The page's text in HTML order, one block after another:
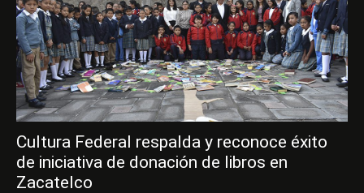
Cultura Federal respalda y reconoce éxito
de iniciativa de donación de libros en
Zacatelco